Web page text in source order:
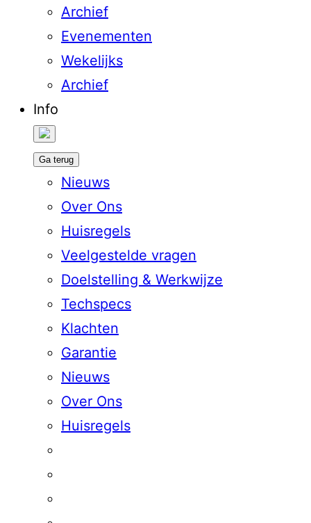
Archief
Evenementen
Wekelijks
Archief
Info
Ga terug
Nieuws
Over Ons
Huisregels
Veelgestelde vragen
Doelstelling & Werkwijze
Techspecs
Klachten
Garantie
Nieuws
Over Ons
Huisregels